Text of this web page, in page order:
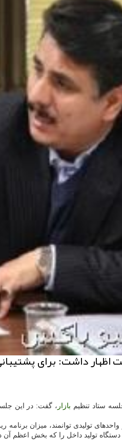
داشت: برای
ستاد تنظیم بازار ، گفت: در این جلسه